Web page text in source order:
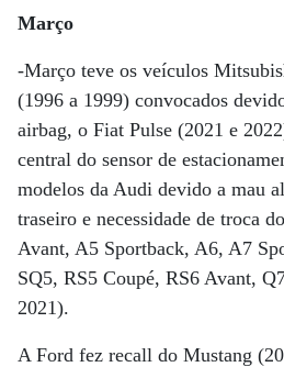
Março
-Março teve os veículos
(1996 a 1999) convocados
airbag, o Fiat Pulse (2021 e
central do sensor de
modelos da Audi devido a mau
traseiro e necessidade de troca
Avant, A5 Sportback, A6, A7
SQ5, RS5 Coupé, RS6 Avant,
2021).
A Ford fez recall do Mustang